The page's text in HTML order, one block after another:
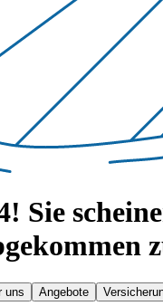
Sie
uns Angebote